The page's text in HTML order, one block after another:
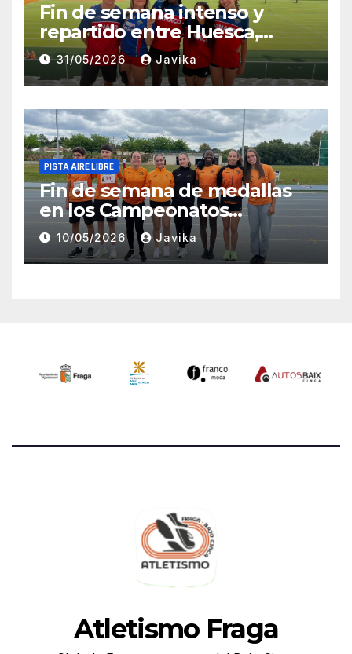
Fin de semana intenso y
repartido entre Huesca,
Zaragoza y Madrid para el
Club Atletismo Fraga
31/05/2026 Javika
PISTA AIRE LIBRE
Fin de semana de medallas
en los Campeonatos
Provinciales Sub-14 y Sub-16
10/05/2026 Javika
Atletismo Fraga